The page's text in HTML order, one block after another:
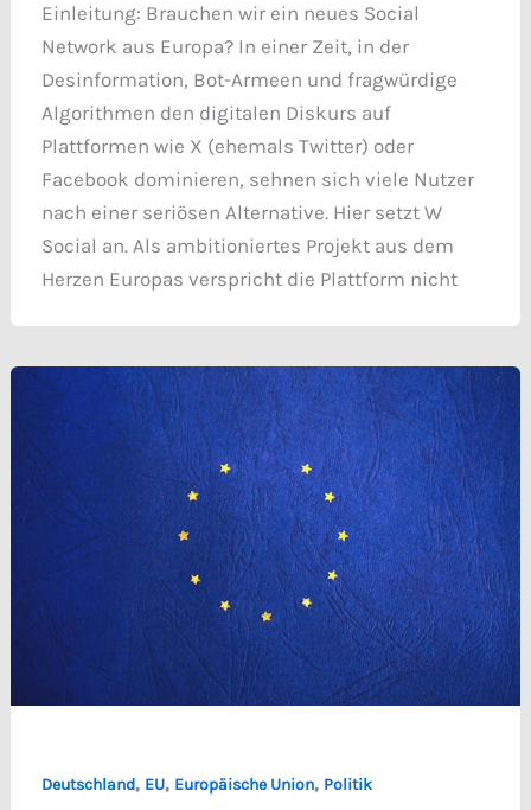
Einleitung: Brauchen wir ein neues Social
Network aus Europa? In einer Zeit, in der
Desinformation, Bot-Armeen und fragwürdige
Algorithmen den digitalen Diskurs auf
Plattformen wie X (ehemals Twitter) oder
Facebook dominieren, sehnen sich viele Nutzer
nach einer seriösen Alternative. Hier setzt W
Social an. Als ambitioniertes Projekt aus dem
Herzen Europas verspricht die Plattform nicht
Deutschland, EU, Europäische Union, Politik